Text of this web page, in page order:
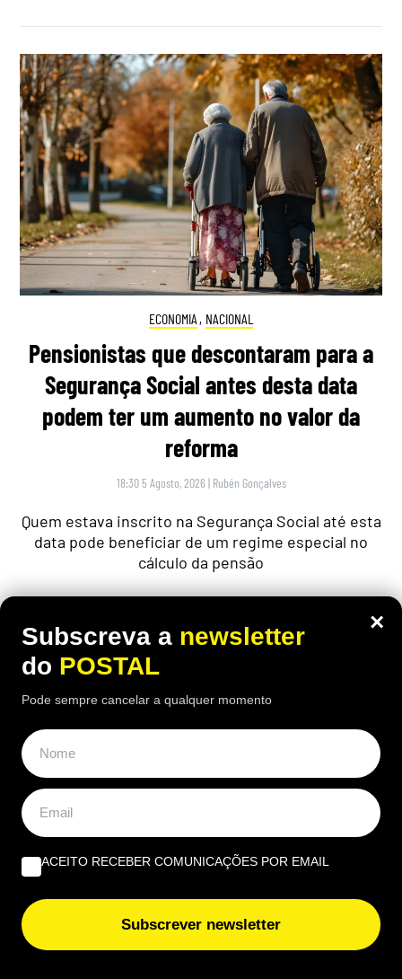
ECONOMIA , NACIONAL
Pensionistas que descontaram para a
Segurança Social antes desta data
podem ter um aumento no valor da
reforma
18:30 5 Agosto, 2026 | Rubén Gonçalves
Quem estava inscrito na Segurança Social até esta
data pode beneficiar de um regime especial no
cálculo da pensão
Carpinteiro reformado de 91 anos com
incapacidade vê Segurança Social
×
Subscreva a newsletter
do POSTAL
Pode sempre cancelar a qualquer momento
ACEITO RECEBER COMUNICAÇÕES POR EMAIL
Subscrever newsletter